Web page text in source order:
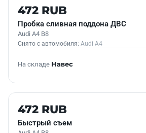
Б/У В НАЛИЧИИ
472 RUB
Пробка сливная поддона ДВС
Audi A4 B8
Снято с автомобиля: Audi A4
На складе Навес
Б/У В НАЛИЧИИ
472 RUB
Быстрый съем